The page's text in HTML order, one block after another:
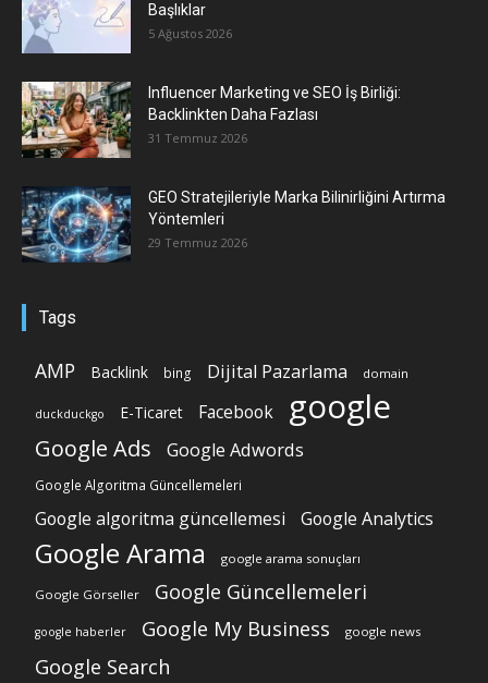
Başlıklar
5 Ağustos 2026
Influencer Marketing ve SEO İş Birliği:
Backlinkten Daha Fazlası
31 Temmuz 2026
GEO Stratejileriyle Marka Bilinirliğini Artırma
Yöntemleri
29 Temmuz 2026
Tags
AMP Backlink bing Dijital Pazarlama domain
duckduckgo E-Ticaret Facebook google
Google Ads Google Adwords
Google Algoritma Güncellemeleri
Google algoritma güncellemesi Google Analytics
Google Arama google arama sonuçları
Google Görseller Google Güncellemeleri
google haberler Google My Business google news
Google Search